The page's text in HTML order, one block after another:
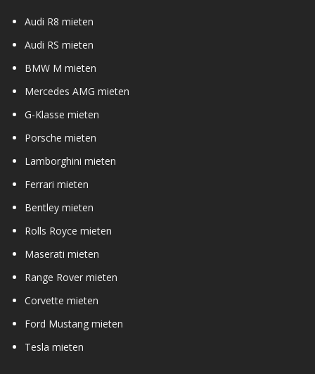
Audi R8 mieten
Audi RS mieten
BMW M mieten
Mercedes AMG mieten
G-Klasse mieten
Porsche mieten
Lamborghini mieten
Ferrari mieten
Bentley mieten
Rolls Royce mieten
Maserati mieten
Range Rover mieten
Corvette mieten
Ford Mustang mieten
Tesla mieten